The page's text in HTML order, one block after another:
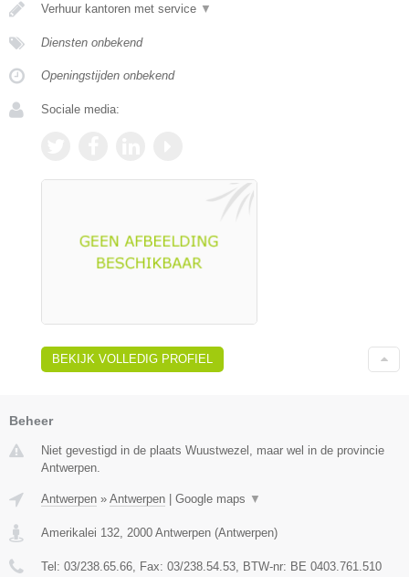
Verhuur kantoren met service ▼
Diensten onbekend
Openingstijden onbekend
Sociale media:
BEKIJK VOLLEDIG PROFIEL
Beheer
Niet gevestigd in de plaats Wuustwezel, maar wel in de provincie
Antwerpen.
Antwerpen » Antwerpen | Google maps ▼
Amerikalei 132 2000 Antwerpen (Antwerpen)
Tel: 03/238.65.66 , Fax: 03/238.54.53 , BTW-nr: BE 0403.761.510